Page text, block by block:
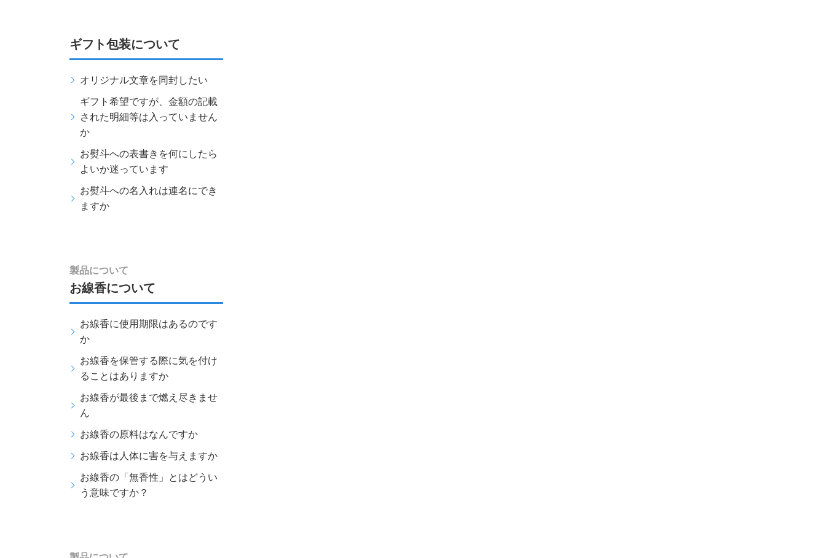
ギフト包装について
オリジナル文章を同封したい
ギフト希望ですが、金額の記載
された明細等は入っていません
か
お熨斗への表書きを何にしたら
よいか迷っています
お熨斗への名入れは連名にでき
ますか
製品について
お線香について
お線香に使用期限はあるのです
か
お線香を保管する際に気を付け
ることはありますか
お線香が最後まで燃え尽きませ
ん
お線香の原料はなんですか
お線香は人体に害を与えますか
お線香の「無香性」とはどうい
う意味ですか？